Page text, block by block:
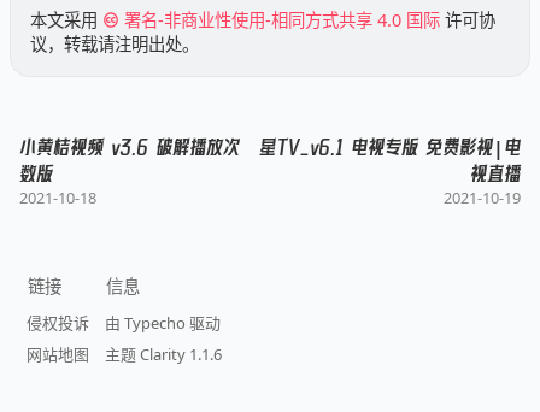
本文采用 署名-非商业性使用-相同方式共享 4.0 国际 许可协
议，转载请注明出处。
小黄桔视频 v3.6 破解播放次
数版
2021-10-18
星TV_v6.1 电视专版 免费影视|电
视直播
2021-10-19
链接
侵权投诉
网站地图
信息
由 Typecho 驱动
主题 Clarity 1.1.6